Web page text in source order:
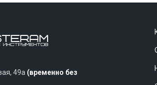
49а (временно без